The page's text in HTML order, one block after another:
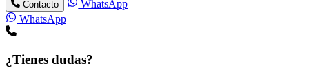
Contacto
WhatsApp
WhatsApp
¿Tienes dudas?